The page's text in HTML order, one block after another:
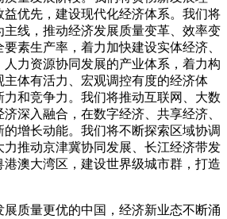
优先，建设现代化经济体系。我们将
主线，推动经济发展质量变革、效率变
素生产率，着力加快建设实体经济、
力资源协同发展的产业体系，着力构
体有活力、宏观调控有度的经济体
和竞争力。我们将推动互联网、大数
深入融合，在数字经济、共享经济、
增长动能。我们将不断探索区域协调
力推动京津冀协同发展、长江经济带发
港澳大湾区，建设世界级城市群，打造
质量更优的中国，经济新业态不断涌